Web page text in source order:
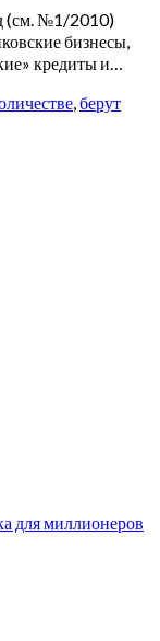
(см. №1/2010)
бизнесы,
кредиты и…
,берут
для миллионеров